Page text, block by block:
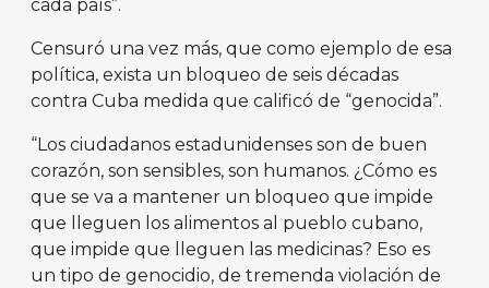
cada país”.
Censuró una vez más, que como ejemplo de esa
política, exista un bloqueo de seis décadas
contra Cuba medida que calificó de “genocida”.
“Los ciudadanos estadunidenses son de buen
corazón, son sensibles, son humanos. ¿Cómo es
que se va a mantener un bloqueo que impide
que lleguen los alimentos al pueblo cubano,
que impide que lleguen las medicinas? Eso es
un tipo de genocidio, de tremenda violación de